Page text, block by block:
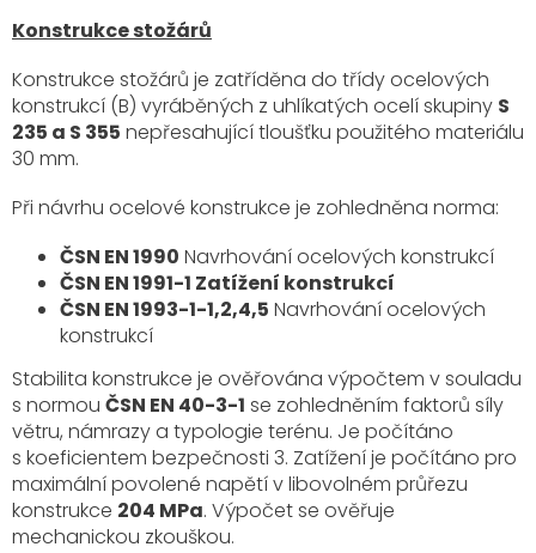
Konstrukce stožárů
Konstrukce stožárů je zatříděna do třídy ocelových
konstrukcí (B) vyráběných z uhlíkatých ocelí skupiny S
235 a S 355 nepřesahující tloušťku použitého materiálu
30 mm.
Při návrhu ocelové konstrukce je zohledněna norma:
ČSN EN 1990 Navrhování ocelových konstrukcí
ČSN EN 1991-1 Zatížení konstrukcí
ČSN EN 1993-1-1,2,4,5 Navrhování ocelových
konstrukcí
Stabilita konstrukce je ověřována výpočtem v souladu
s normou ČSN EN 40-3-1 se zohledněním faktorů síly
větru, námrazy a typologie terénu. Je počítáno
s koeficientem bezpečnosti 3. Zatížení je počítáno pro
maximální povolené napětí v libovolném průřezu
konstrukce 204 MPa. Výpočet se ověřuje
mechanickou zkouškou.